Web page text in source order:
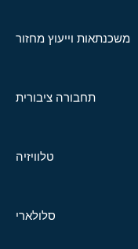
משכנתאות וייעוץ מחזור
תחבורה ציבורית
טלוויזיה
סלולארי